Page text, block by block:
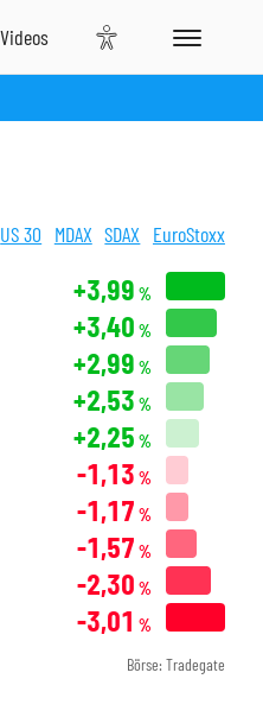
US 30 MDAX SDAX EuroStoxx
+3,99 %
+3,40 %
+2,99 %
+2,53 %
+2,25 %
-1,13 %
-1,17 %
-1,57 %
-2,30 %
-3,01 %
Börse: Tradegate